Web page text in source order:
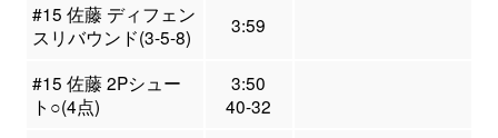
#15 佐藤 ディフェン
スリバウンド(3-5-8)
3:59
#15 佐藤 2Pシュー
ト○(4点)
3:50
40-32